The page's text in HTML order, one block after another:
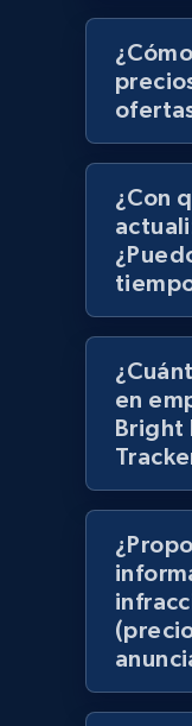
1.2K+
Best Buy
URL, Product
Currency,
1.1K+
Best Buy
products
URL, Product
Currency,
1.1K+
URL, Title,
¿Con
en
Bright